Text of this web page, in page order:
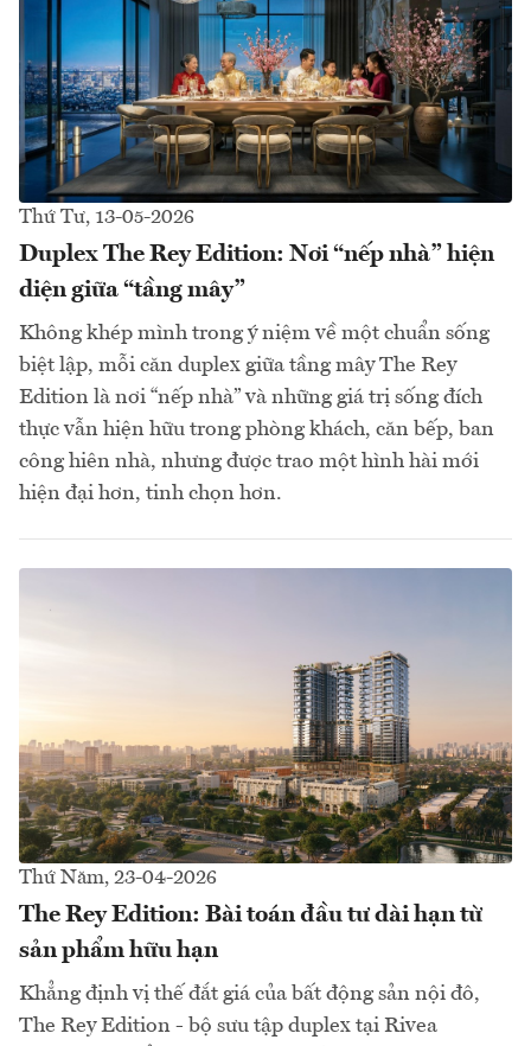
Thứ Tư, 13-05-2026
Duplex The Rey Edition: Nơi “nếp nhà” hiện
diện giữa “tầng mây”
Không khép mình trong ý niệm về một chuẩn sống
biệt lập, mỗi căn duplex giữa tầng mây The Rey
Edition là nơi “nếp nhà” và những giá trị sống đích
thực vẫn hiện hữu trong phòng khách, căn bếp, ban
công hiên nhà, nhưng được trao một hình hài mới
hiện đại hơn, tinh chọn hơn.
Thứ Năm, 23-04-2026
The Rey Edition: Bài toán đầu tư dài hạn từ
sản phẩm hữu hạn
Khẳng định vị thế đắt giá của bất động sản nội đô,
The Rey Edition - bộ sưu tập duplex tại Rivea